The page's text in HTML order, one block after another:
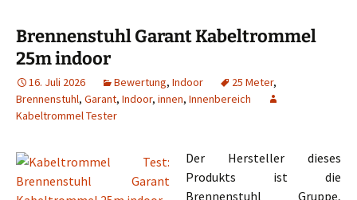
Brennenstuhl Garant Kabeltrommel
25m indoor
16. Juli 2026 Bewertung, Indoor 25 Meter,
Brennenstuhl, Garant, Indoor, innen, Innenbereich
Kabeltrommel Tester
Der Hersteller dieses
Produkts ist die
Brennenstuhl Gruppe,